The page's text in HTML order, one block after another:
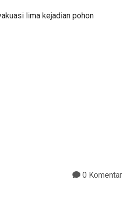
lima kejadian pohon
0 Komentar